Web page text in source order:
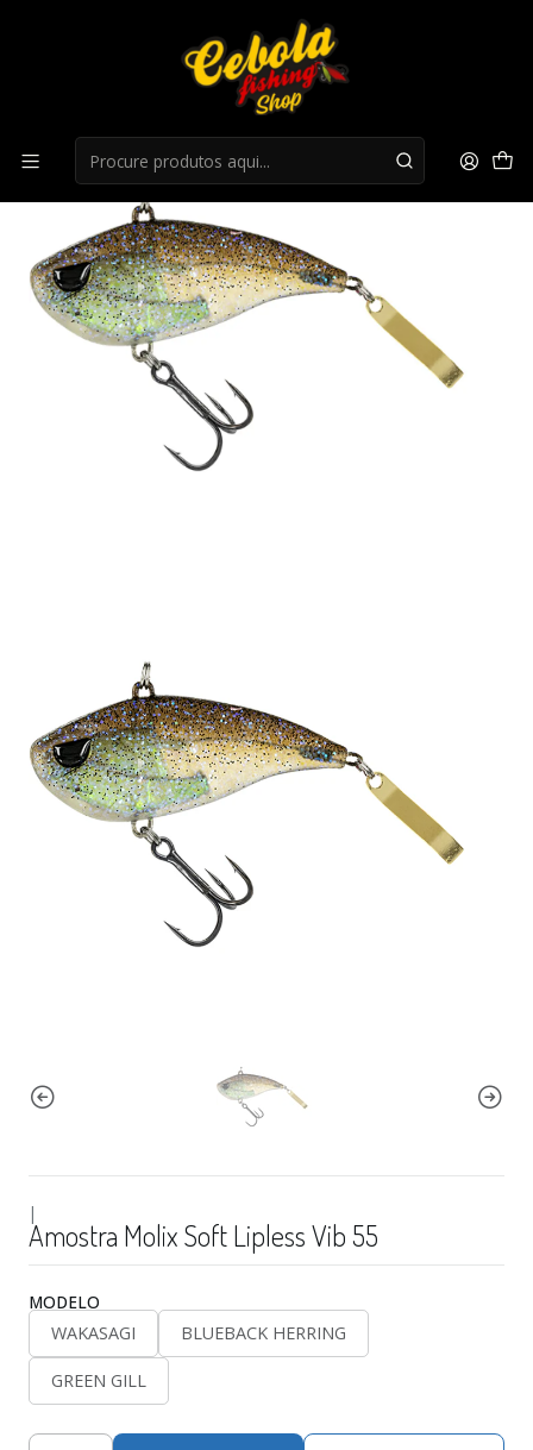
Amostra Molix Soft Lipless Vib 55
|
Amostra Molix Soft Lipless Vib 55
MODELO
WAKASAGI
BLUEBACK HERRING
GREEN GILL